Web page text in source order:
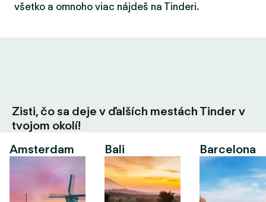
všetko a omnoho viac nájdeš na Tinderi.
Zisti, čo sa deje v ďalších mestách Tinder v
tvojom okolí!
Amsterdam
Bali Barcelona